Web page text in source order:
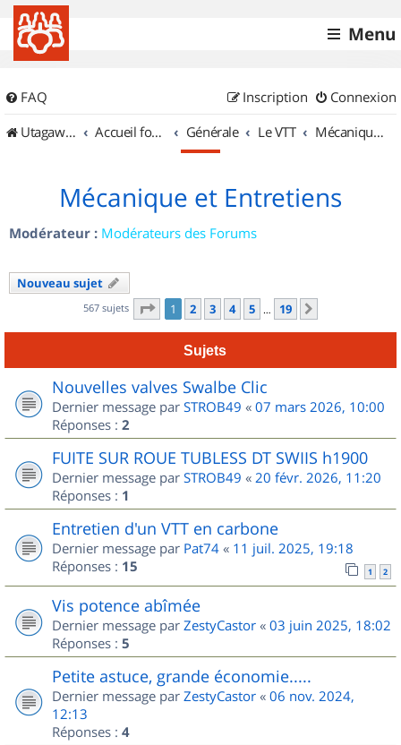
Menu
FAQ Connexion
Inscription
UtagawaVTT (Randos VTT et VTTAE avec traces GPS)
Accueil forum Générale Le VTT Mécanique et Entretiens
Mécanique et Entretiens
Modérateur : Modérateurs des Forums
Nouveau sujet
567 sujets Page 1sur
1 2 3 4 5 … 19
Sujets
Nouvelles valves Swalbe Clic
Dernier message par STROB49 « 07 mars 2026, 10:00
Réponses : 2
FUITE SUR ROUE TUBLESS DT SWIIS h1900
Dernier message par STROB49 « 20 févr. 2026, 11:20
Réponses : 1
Entretien d'un VTT en carbone
Dernier message par Pat74 « 11 juil. 2025, 19:18
Réponses : 15 1 2
Vis potence abîmée
Dernier message par ZestyCastor « 03 juin 2025, 18:02
Réponses : 5
Petite astuce, grande économie.....
Dernier message par ZestyCastor « 06 nov. 2024,
12:13
Réponses : 4